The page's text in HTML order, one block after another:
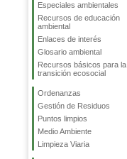
Especiales ambientales
Recursos de educación
ambiental
Enlaces de interés
Glosario ambiental
Recursos básicos para la
transición ecosocial
Ordenanzas
Gestión de Residuos
Puntos limpios
Medio Ambiente
Limpieza Viaria